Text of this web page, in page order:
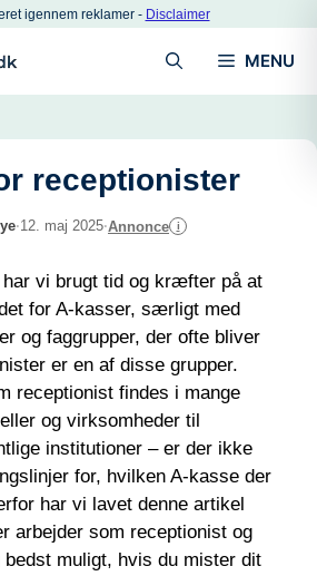
igennem reklamer - Disclaimer
MENU
receptionister
·12. maj 2025·Annonce i
vi brugt tid og kræfter på at
for A-kasser, særligt med
og faggrupper, der ofte bliver
er en af disse grupper.
receptionist findes i mange
og virksomheder til
institutioner – er der ikke
for, hvilken A-kasse der
har vi lavet denne artikel
arbejder som receptionist og
muligt, hvis du mister dit